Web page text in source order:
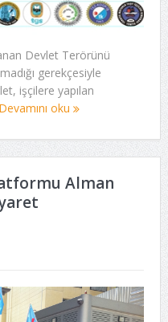
Devlet Terörünü
gerekçesiyle
işçilere yapılan
Devamını oku
Alman